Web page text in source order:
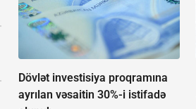
Dövlət investisiya proqramına
ayrılan vəsaitin 30%-i istifadə